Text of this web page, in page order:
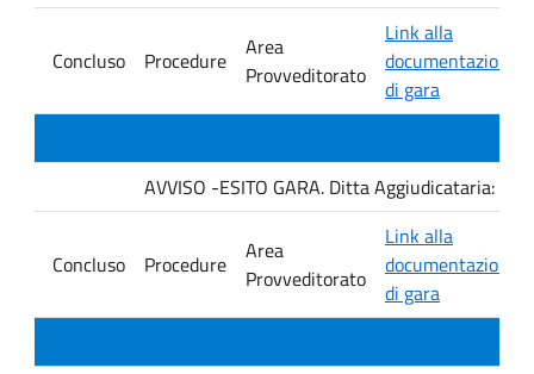
Concluso Procedure
Area
Provveditorato
Link alla
documentazione
di gara
AVVISO -ESITO GARA. Ditta Aggiudicataria:
Concluso Procedure
Area
Provveditorato
Link alla
documentazione
di gara